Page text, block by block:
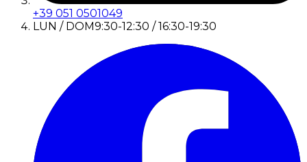
+39 051 0501049
LUN / DOM9:30-12:30 / 16:30-19:30